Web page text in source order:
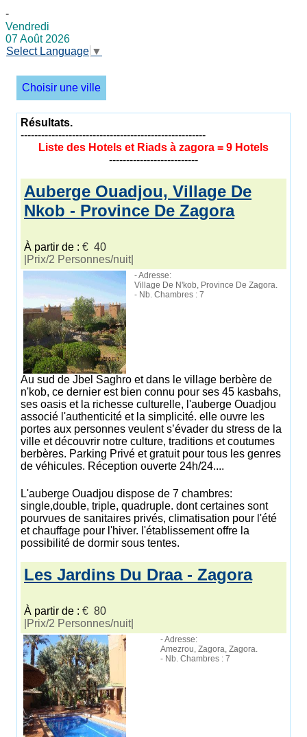
-
Vendredi
07 Août 2026
Select Language ▼
Choisir une ville
Résultats.
------------------------------------------------------
Liste des Hotels et Riads à zagora = 9 Hotels
--------------------------
Auberge Ouadjou, Village De
Nkob - Province De Zagora
À partir de : € 40
|Prix/2 Personnes/nuit|
- Adresse:
Village De N'kob, Province De Zagora.
- Nb. Chambres : 7
Au sud de Jbel Saghro et dans le village berbère de
n'kob, ce dernier est bien connu pour ses 45 kasbahs,
ses oasis et la richesse culturelle, l'auberge Ouadjou
associé l'authenticité et la simplicité. elle ouvre les
portes aux personnes veulent s’évader du stress de la
ville et découvrir notre culture, traditions et coutumes
berbères. Parking Privé et gratuit pour tous les genres
de véhicules. Réception ouverte 24h/24....
L'auberge Ouadjou dispose de 7 chambres:
single,double, triple, quadruple. dont certaines sont
pourvues de sanitaires privés, climatisation pour l'été
et chauffage pour l'hiver. l'établissement offre la
possibilité de dormir sous tentes.
Les Jardins Du Draa - Zagora
À partir de : € 80
|Prix/2 Personnes/nuit|
- Adresse:
Amezrou, Zagora, Zagora.
- Nb. Chambres : 7